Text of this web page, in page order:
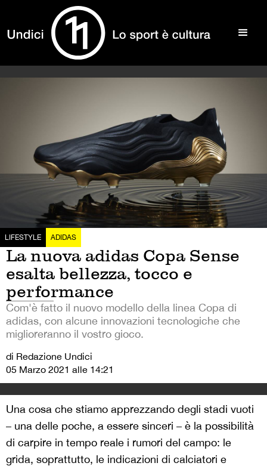
LIFESTYLE ADIDAS
La nuova adidas Copa Sense
esalta bellezza, tocco e
performance
Com'è fatto il nuovo modello della linea Copa di
adidas, con alcune innovazioni tecnologiche che
miglioreranno il vostro gioco.
di Redazione Undici
05 Marzo 2021 alle 14:21
Una cosa che stiamo apprezzando degli stadi vuoti
– una delle poche, a essere sinceri – è la possibilità
di carpire in tempo reale i rumori del campo: le
grida, soprattutto, le indicazioni di calciatori e